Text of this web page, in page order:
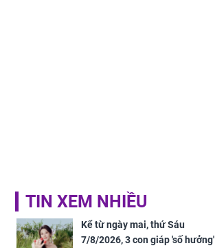
TIN XEM NHIỀU
Kể từ ngày mai, thứ Sáu
7/8/2026, 3 con giáp 'số hưởng'